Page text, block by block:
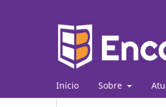
Início Sobre